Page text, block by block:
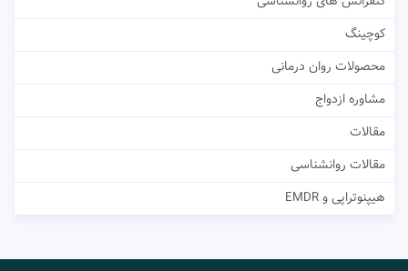
کوچینگ
محصولات روان درمانی
مشاوره ازدواج
مقالات
مقالات روانشناسی
هیپنوتراپی و EMDR